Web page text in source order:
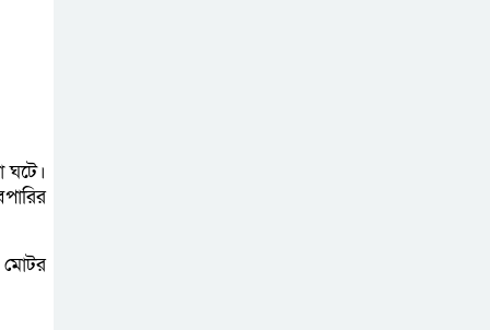
ঘটে।
মোটর